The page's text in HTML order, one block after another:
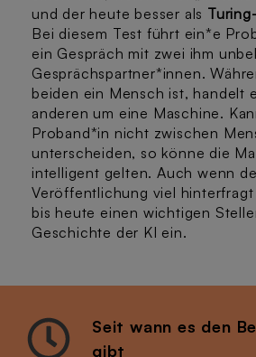
und der heute besser als
Bei diesem Test führt ein*e
ein Gespräch mit zwei ihm
Gesprächspartner*innen.
beiden ein Mensch ist, handelt
anderen um eine Maschine.
Proband*in nicht zwischen
unterscheiden, so könne die
intelligent gelten. Auch wenn
Veröffentlichung viel
bis heute einen wichtigen
Geschichte der KI ein.
Seit wann es den
gibt